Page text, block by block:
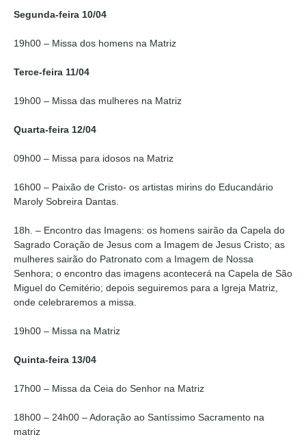
Segunda-feira 10/04
19h00 – Missa dos homens na Matriz
Terce-feira 11/04
19h00 – Missa das mulheres na Matriz
Quarta-feira 12/04
09h00 – Missa para idosos na Matriz
16h00 – Paixão de Cristo- os artistas mirins do Educandário
Maroly Sobreira Dantas.
18h. – Encontro das Imagens: os homens sairão da Capela do
Sagrado Coração de Jesus com a Imagem de Jesus Cristo; as
mulheres sairão do Patronato com a Imagem de Nossa
Senhora; o encontro das imagens acontecerá na Capela de São
Miguel do Cemitério; depois seguiremos para a Igreja Matriz,
onde celebraremos a missa.
19h00 – Missa na Matriz
Quinta-feira 13/04
17h00 – Missa da Ceia do Senhor na Matriz
18h00 – 24h00 – Adoração ao Santíssimo Sacramento na
matriz